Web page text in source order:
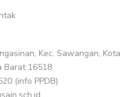
Kec. Sawangan, Kota
Barat 16518
(info PPDB)